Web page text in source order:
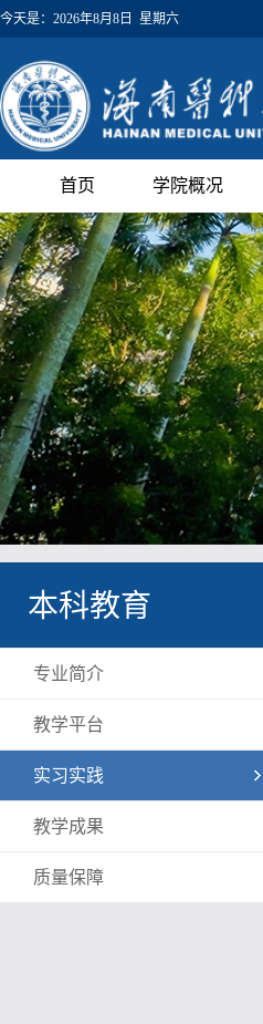
今天是： 2026年8月8日 星期六
首页 学院概况
本科教育
专业简介
教学平台
实习实践
教学成果
质量保障